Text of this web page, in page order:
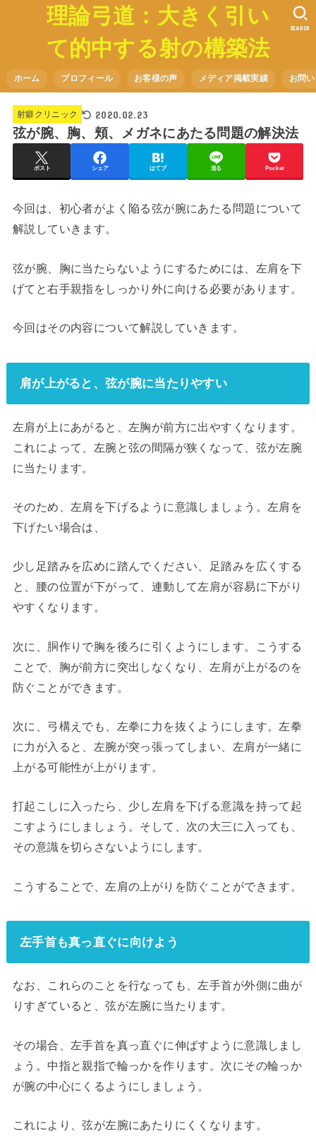
理論弓道：大きく引い
て的中する射の構築法
ホーム プロフィール お客様の声 メディア掲載実績 お問
SEARCH
射癖クリニック 2020.02.23
弦が腕、胸、頬、メガネにあたる問題の解決法
ポスト シェア はてブ 送る Pocket
今回は、初心者がよく陥る弦が腕にあたる問題について
解説していきます。
弦が腕、胸に当たらないようにするためには、左肩を下
げてと右手親指をしっかり外に向ける必要があります。
今回はその内容について解説していきます。
肩が上がると、弦が腕に当たりやすい
左肩が上にあがると、左胸が前方に出やすくなります。
これによって、左腕と弦の間隔が狭くなって、弦が左腕
に当たります。
そのため、左肩を下げるように意識しましょう。左肩を
下げたい場合は、
少し足踏みを広めに踏んでください、足踏みを広くする
と、腰の位置が下がって、連動して左肩が容易に下がり
やすくなります。
次に、胴作りで胸を後ろに引くようにします。こうする
ことで、胸が前方に突出しなくなり、左肩が上がるのを
防ぐことができます。
次に、弓構えでも、左拳に力を抜くようにします。左拳
に力が入ると、左腕が突っ張ってしまい、左肩が一緒に
上がる可能性が上がります。
打起こしに入ったら、少し左肩を下げる意識を持って起
こすようにしましょう。そして、次の大三に入っても、
その意識を切らさないようにします。
こうすることで、左肩の上がりを防ぐことができます。
左手首も真っ直ぐに向けよう
なお、これらのことを行なっても、左手首が外側に曲が
りすぎていると、弦が左腕に当たります。
その場合、左手首を真っ直ぐに伸ばすように意識しまし
ょう。中指と親指で輪っかを作ります。次にその輪っか
が腕の中心にくるようにしましょう。
これにより、弦が左腕にあたりにくくなります。